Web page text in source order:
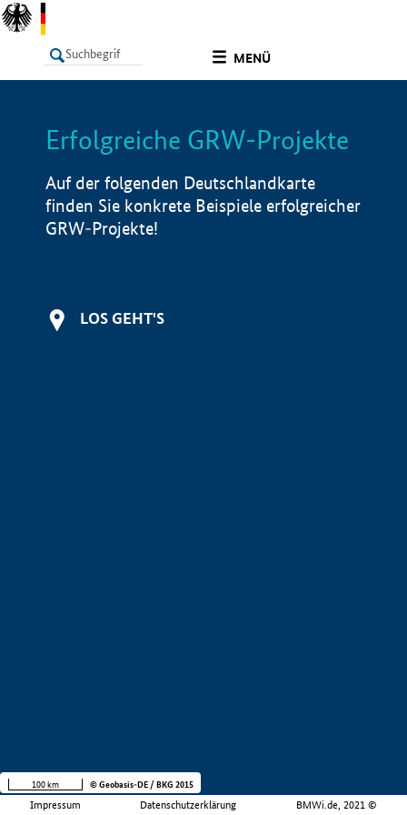
MENÜ
LISTE Info
Erfolgreiche GRW-Projekte
Auf der folgenden Deutschlandkarte
finden Sie konkrete Beispiele erfolgreicher
GRW-Projekte!
LOS GEHT'S
Impressum Datenschutzerklärung BMWi.de, 2021 ©
100 km © Geobasis-DE / BKG 2015